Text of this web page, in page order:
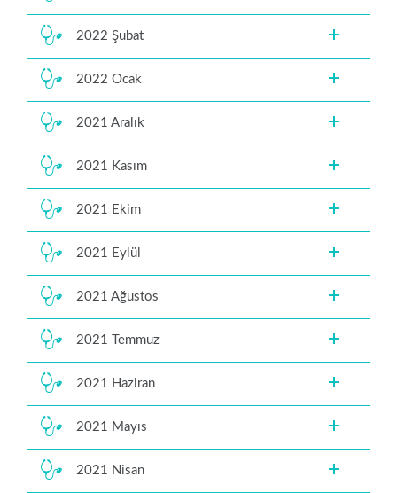
2022 Şubat
2022 Ocak
2021 Aralık
2021 Kasım
2021 Ekim
2021 Eylül
2021 Ağustos
2021 Temmuz
2021 Haziran
2021 Mayıs
2021 Nisan